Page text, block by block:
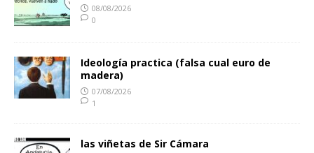
08/08/2026
0
Ideología practica (falsa cual euro de
madera)
07/08/2026
1
las viñetas de Sir Cámara